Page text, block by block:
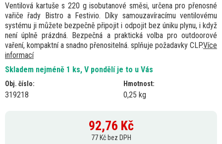
Ventilová kartuše s 220 g isobutanové směsi, určena pro přenosné
vařiče řady Bistro a Festivio. Díky samouzavíracímu ventilovému
systému ji můžete bezpečně připojit i odpojit bez úniku plynu, i když
není úplně prázdná. Bezpečná a praktická volba pro outdoorové
vaření, kompaktní a snadno přenositelná. splňuje požadavky CLP.Více
informací
Skladem nejméně 1 ks, V pondělí je to u Vás
Obj. číslo:
319218
Hmotnost:
0,25 kg
92,76 Kč
77 Kč bez DPH